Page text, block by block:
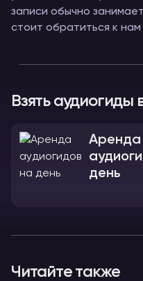
записи обычно
стоит обратиться к
Взять аудиогиды
Аренда
день
Читайте также